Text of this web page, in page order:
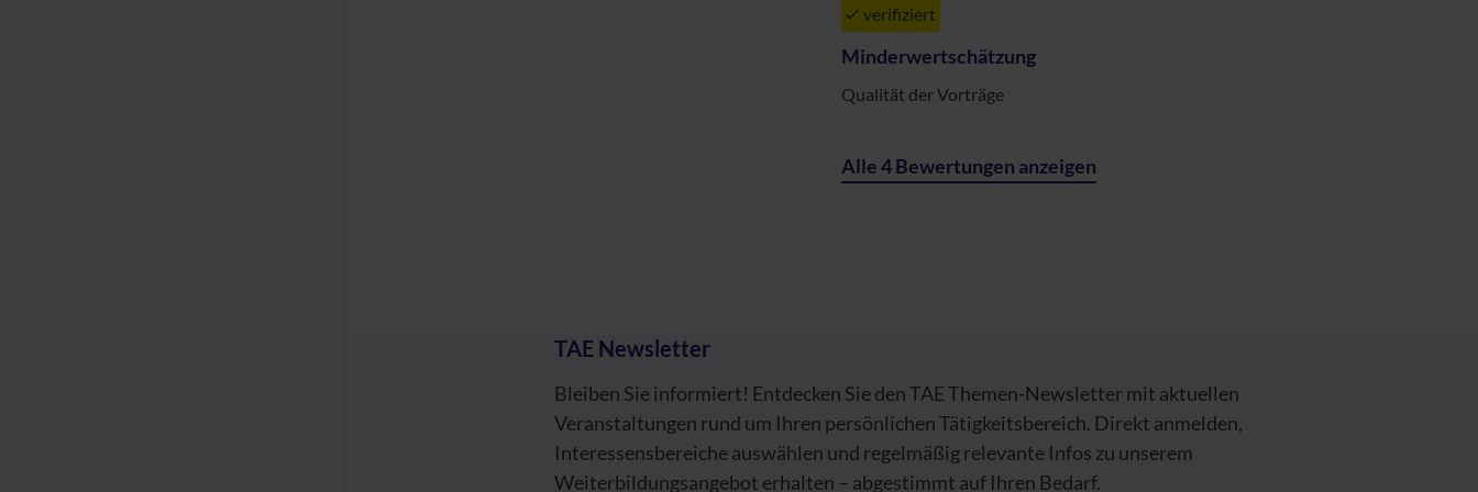
verifiziert
Minderwertschätzung
Qualität der Vorträge
Alle 4 Bewertungen anzeigen
TAE Newsletter
Bleiben Sie informiert! Entdecken Sie den TAE Themen-Newsletter mit aktuellen
Veranstaltungen rund um Ihren persönlichen Tätigkeitsbereich. Direkt anmelden,
Interessensbereiche auswählen und regelmäßig relevante Infos zu unserem
Weiterbildungsangebot erhalten – abgestimmt auf Ihren Bedarf.